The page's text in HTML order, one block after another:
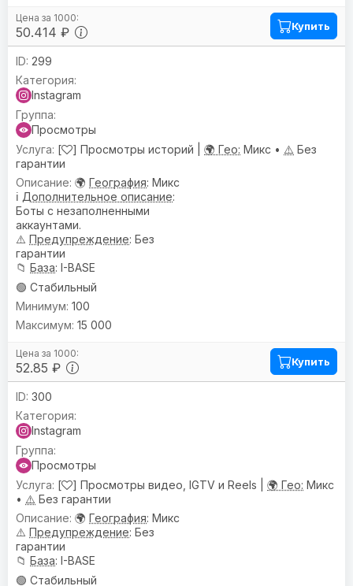
50.414 ₽ Купить
299
Instagram
Просмотры
[
] Просмотры историй | 🌍 Гео: Микс • ⚠️ Без
гарантии
🌍 География: Микс
ℹ️ Дополнительное описание:
Боты с незаполненными
аккаунтами.
⚠️ Предупреждениe: Без
гарантии
📁 База: I-BASE
🟢 Стабильный
52.85 ₽
100
15 000
Купить
300
Instagram
Просмотры
[
] Просмотры видео, IGTV и Reels | 🌍 Гео: Микс
• ⚠️ Без гарантии
🌍 География: Микс
⚠️ Предупреждениe: Без
гарантии
📁 База: I-BASE
🟢 Стабильный